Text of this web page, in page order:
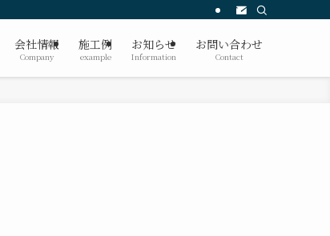
会社情報
Company
施工例
example
お知らせ
Information
お問い合わせ
Contact